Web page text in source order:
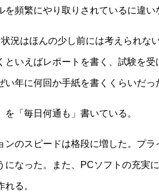
頻繁にやり取りされているに違い
況はほんの少し前には考えられな
いえばレポートを書く、試験を受
年に何回か手紙を書くくらいだっ
「毎日何通も」書いている。
のスピードは格段に増した。プラ
なった。また、PCソフトの充実
る。